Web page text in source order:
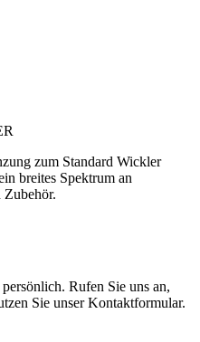
zum Standard Wickler
breites Spektrum an
Zubehör.
Rufen Sie uns an,
Sie unser Kontaktformular.